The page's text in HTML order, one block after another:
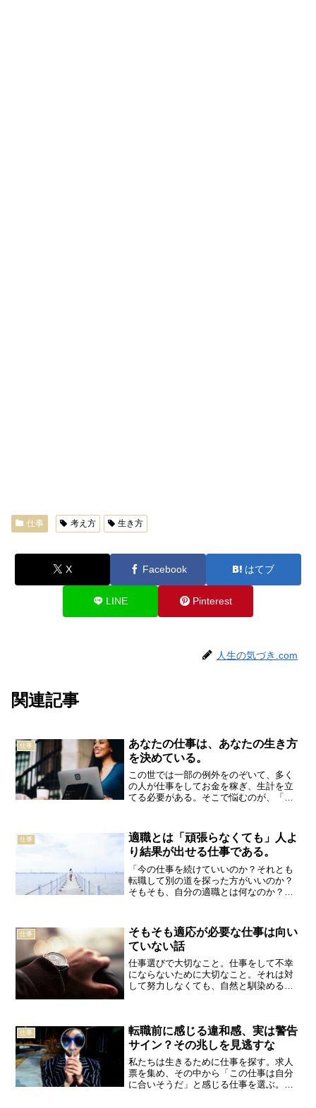
仕事 考え方 生き方
X Facebook はてブ
LINE Pinterest
人生の気づき.com
関連記事
仕事
あなたの仕事は、あなたの生き方
を決めている。
この世では一部の例外をのぞいて、多く
の人が仕事をしてお金を稼ぎ、生計を立
てる必要がある。そこで悩むのが、「ど
は「楽をしてお金を儲け、遊んで暮らせ
れば幸せである」という考...
仕事
適職とは「頑張らなくても」人よ
り結果が出せる仕事である。
「今の仕事を続けていいのか？それとも
転職して別の道を探った方がいいのか？
そもそも、自分の適職とは何なのか？」
職は自分の首を締める。だから今仕事が
つまらなくても、我慢した...
仕事
そもそも適応が必要な仕事は向い
ていない話
仕事選びで大切なこと。仕事をして不幸
にならないために大切なこと。それは対
して努力しなくても、自然と馴染める仕
れる。それは一昔前までは...
仕事
転職前に感じる違和感、実は警告
サイン？その兆しを見逃すな
私たちは生きるために仕事を探す。求人
票を集め、その中から「この仕事は自分
に合いそうだ」と感じる仕事を選ぶ。こ